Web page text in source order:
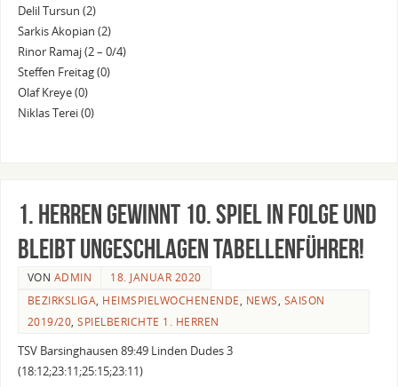
Delil Tursun (2)
Sarkis Akopian (2)
Rinor Ramaj (2 – 0/4)
Steffen Freitag (0)
Olaf Kreye (0)
Niklas Terei (0)
1. Herren gewinnt 10. Spiel in Folge und
bleibt ungeschlagen Tabellenführer!
VON ADMIN
18. JANUAR 2020
BEZIRKSLIGA, HEIMSPIELWOCHENENDE, NEWS, SAISON
2019/20,SPIELBERICHTE 1. HERREN
TSV Barsinghausen 89:49 Linden Dudes 3
(18:12;23:11;25:15;23:11)